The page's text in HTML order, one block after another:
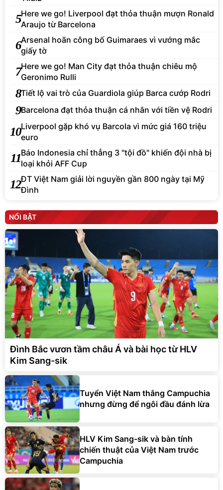
5Here we go! Liverpool đạt thỏa thuận mượn Ronald
Araujo từ Barcelona
6Arsenal hoãn công bố Guimaraes vì vướng mắc
giấy tờ
7Here we go! Man City đạt thỏa thuận chiêu mộ
Geronimo Rulli
8Tiết lộ vai trò của Guardiola giúp Barca cướp Rodri
9Barcelona đạt thỏa thuận cá nhân với tiền vệ Rodri
10Liverpool gặp khó vụ Barcola vì mức giá 160 triệu
euro
11Báo Indonesia chỉ thẳng 3 "tội đồ" khiến đội nhà bị
loại khỏi AFF Cup
12ĐT Việt Nam giải lời nguyền gần 800 ngày tại Mỹ
Đình
NỔI BẬT
Đình Bắc vươn tầm châu Á và bài học từ HLV
Kim Sang-sik
Tuyển Việt Nam thắng Campuchia
nhưng đừng để ngôi đầu đánh lừa
HLV Kim Sang-sik và bàn tính
chiến thuật của Việt Nam trước
Campuchia